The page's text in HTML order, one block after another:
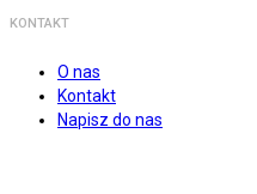
KONTAKT
O nas
Kontakt
Napisz do nas